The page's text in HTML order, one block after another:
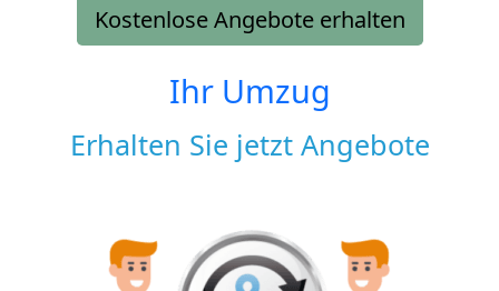
Kostenlose Angebote erhalten
Ihr Umzug
Erhalten Sie jetzt Angebote